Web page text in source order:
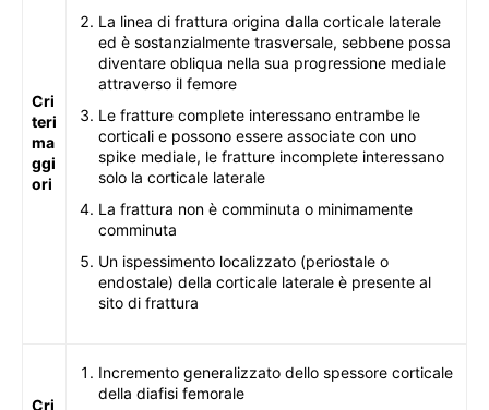
Cri
teri
ma
ggi
ori
La linea di frattura origina dalla corticale laterale
ed è sostanzialmente trasversale, sebbene possa
diventare obliqua nella sua progressione mediale
attraverso il femore
Le fratture complete interessano entrambe le
corticali e possono essere associate con uno
spike mediale, le fratture incomplete interessano
solo la corticale laterale
La frattura non è comminuta o minimamente
comminuta
Un ispessimento localizzato (periostale o
endostale) della corticale laterale è presente al
sito di frattura
Cri
Incremento generalizzato dello spessore corticale
della diafisi femorale